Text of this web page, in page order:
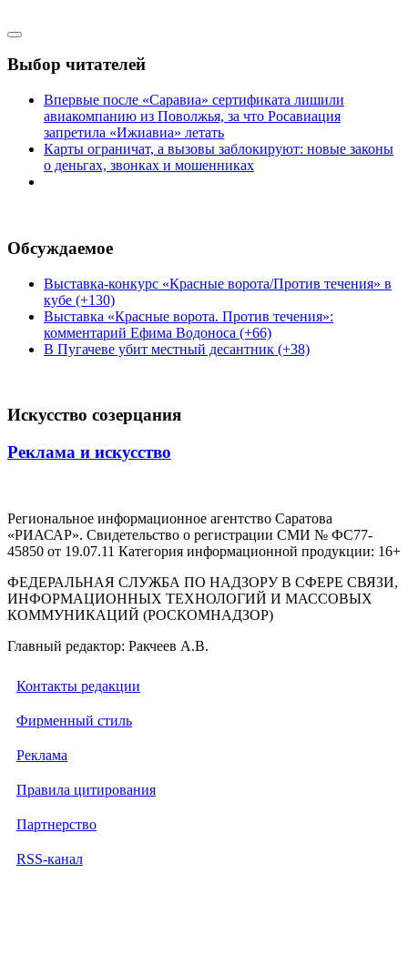
Выбор читателей
Впервые после «Саравиа» сертификата лишили
авиакомпанию из Поволжья, за что Росавиация
запретила «Ижиавиа» летать
Карты ограничат, а вызовы заблокируют: новые законы
о деньгах, звонках и мошенниках
Обсуждаемое
Выставка-конкурс «Красные ворота/Против течения» в
кубе (+130)
Выставка «Красные ворота. Против течения»:
комментарий Ефима Водоноса (+66)
В Пугачеве убит местный десантник (+38)
Искусство созерцания
Реклама и искусство
Региональное информационное агентство Саратова
«РИАСАР». Свидетельство о регистрации СМИ № ФС77-
45850 от 19.07.11 Категория информационной продукции: 16+
ФЕДЕРАЛЬНАЯ СЛУЖБА ПО НАДЗОРУ В СФЕРЕ СВЯЗИ,
ИНФОРМАЦИОННЫХ ТЕХНОЛОГИЙ И МАССОВЫХ
КОММУНИКАЦИЙ (РОСКОМНАДЗОР)
Главный редактор: Ракчеев А.В.
Контакты редакции
Фирменный стиль
Реклама
Правила цитирования
Партнерство
RSS-канал